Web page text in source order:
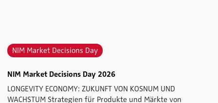
NIM Market Decisions Day
NIM Market Decisions Day 2026
LONGEVITY ECONOMY: ZUKUNFT VON KOSNUM UND
WACHSTUM Strategien für Produkte und Märkte von